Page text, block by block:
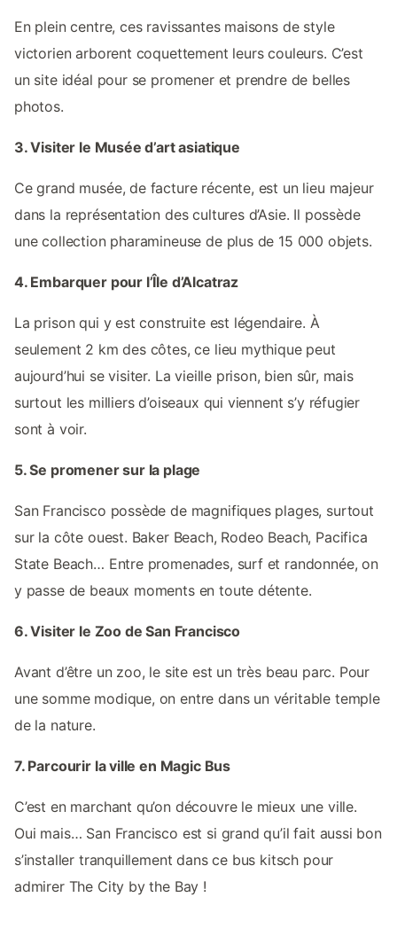
En plein centre, ces ravissantes maisons de style
victorien arborent coquettement leurs couleurs. C’est
un site idéal pour se promener et prendre de belles
photos.
3. Visiter le Musée d’art asiatique
Ce grand musée, de facture récente, est un lieu majeur
dans la représentation des cultures d’Asie. Il possède
une collection pharamineuse de plus de 15 000 objets.
4. Embarquer pour l’Île d’Alcatraz
La prison qui y est construite est légendaire. À
seulement 2 km des côtes, ce lieu mythique peut
aujourd’hui se visiter. La vieille prison, bien sûr, mais
surtout les milliers d’oiseaux qui viennent s’y réfugier
sont à voir.
5. Se promener sur la plage
San Francisco possède de magnifiques plages, surtout
sur la côte ouest. Baker Beach, Rodeo Beach, Pacifica
State Beach… Entre promenades, surf et randonnée, on
y passe de beaux moments en toute détente.
6. Visiter le Zoo de San Francisco
Avant d’être un zoo, le site est un très beau parc. Pour
une somme modique, on entre dans un véritable temple
de la nature.
7. Parcourir la ville en Magic Bus
C’est en marchant qu’on découvre le mieux une ville.
Oui mais… San Francisco est si grand qu’il fait aussi bon
s’installer tranquillement dans ce bus kitsch pour
admirer The City by the Bay !